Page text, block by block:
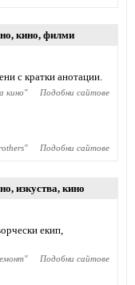
, кино, филми
с кратки анотации.
кино" Подобни сайтове
" Подобни сайтове
, изкуства, кино
екип,
" Подобни сайтове